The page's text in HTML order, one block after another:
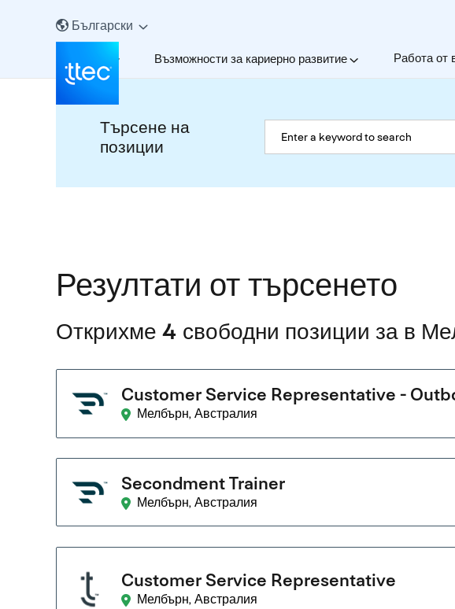
Български
За нас Възможности за кариерно развитие Работа от
Търсене на
позиции
Резултати от търсенето
Открихме 4 свободни позиции за в
Customer Service Representative -
Мелбърн, Австралия
Secondment Trainer
Мелбърн, Австралия
Customer Service Representative
Мелбърн, Австралия